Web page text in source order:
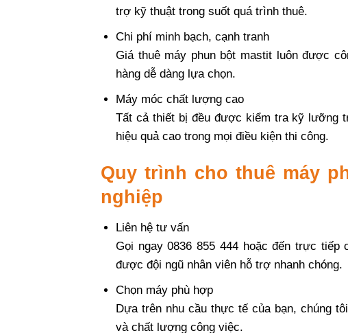
trợ kỹ thuật trong suốt quá trình thuê.
Chi phí minh bạch, cạnh tranh
Giá thuê máy phun bột mastit luôn được
hàng dễ dàng lựa chọn.
Máy móc chất lượng cao
Tất cả thiết bị đều được kiểm tra kỹ lưỡng
hiệu quả cao trong mọi điều kiện thi công.
Quy trình cho thuê máy
nghiệp
Liên hệ tư vấn
Gọi ngay 0836 855 444 hoặc đến trực
được đội ngũ nhân viên hỗ trợ nhanh chóng.
Chọn máy phù hợp
Dựa trên nhu cầu thực tế của bạn, chúng
và chất lượng công việc.